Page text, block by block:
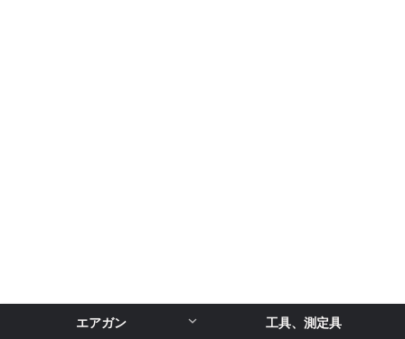
エアガン
工具、測定具